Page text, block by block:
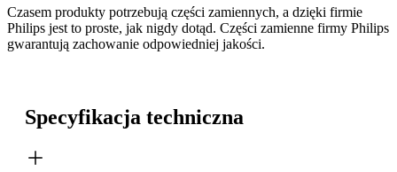
Czasem produkty potrzebują części zamiennych, a dzięki firmie
Philips jest to proste, jak nigdy dotąd. Części zamienne firmy Philips
gwarantują zachowanie odpowiedniej jakości.
Specyfikacja techniczna